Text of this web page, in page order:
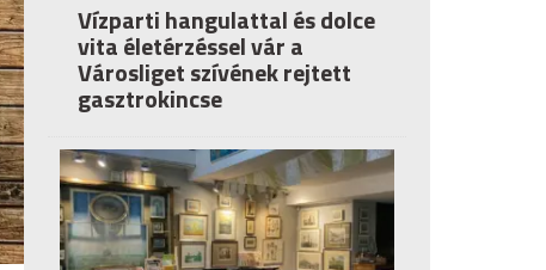
Vízparti hangulattal és dolce
vita életérzéssel vár a
Városliget szívének rejtett
gasztrokincse